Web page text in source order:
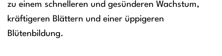
zu einem schnelleren und gesünderen Wachstum,
kräftigeren Blättern und einer üppigeren
Blütenbildung.